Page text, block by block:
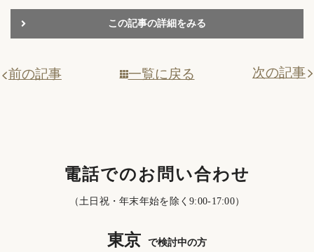
この記事の詳細をみる
前の記事 一覧に戻る 次の記事
電話でのお問い合わせ
（土日祝・年末年始を除く9:00-17:00）
東京 で検討中の方